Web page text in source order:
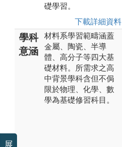
礎學習。
下載詳細資料
學科
意涵
材料系學習範疇涵蓋
金屬、陶瓷、半導
體、高分子等四大基
礎材料。所需求之高
中背景學科含但不侷
限於物理、化學、數
學為基礎修習科目。
展